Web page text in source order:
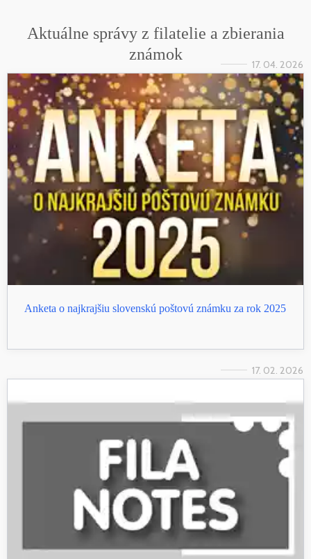
Aktuálne správy z filatelie a zbierania
známok
17. 04. 2026
Anketa o najkrajšiu slovenskú poštovú známku za rok 2025
17. 02. 2026